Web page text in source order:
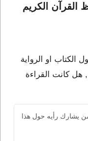
القرآن الكريم
الكتاب او الرواية
كانت القراءة
يشارك رأيه حول هذا